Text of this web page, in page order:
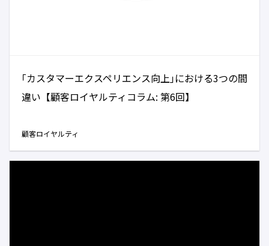
｢カスタマーエクスペリエンス向上｣における3つの間
違い【顧客ロイヤルティコラム: 第6回】
顧客ロイヤルティ